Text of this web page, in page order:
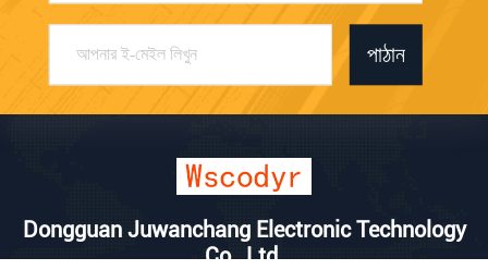
পাঠান
Dongguan Juwanchang Electronic Technology
Co., Ltd.